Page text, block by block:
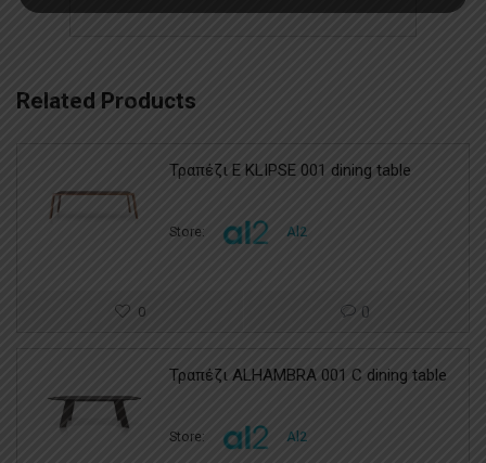
Related Products
Τραπέζι E KLIPSE 001 dining table
Store: Al2
0 0
Τραπέζι ALHAMBRA 001 C dining table
Store: Al2